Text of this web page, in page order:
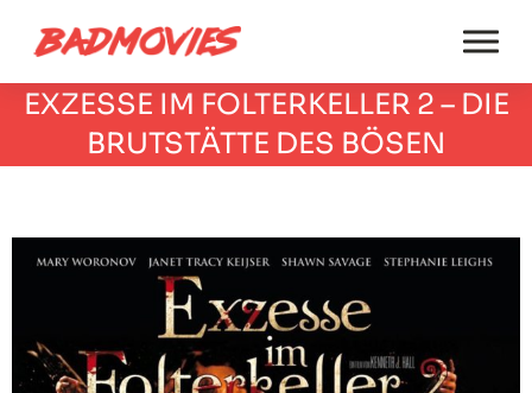
EXZESSE IM FOLTERKELLER 2 – DIE
BRUTSTÄTTE DES BÖSEN